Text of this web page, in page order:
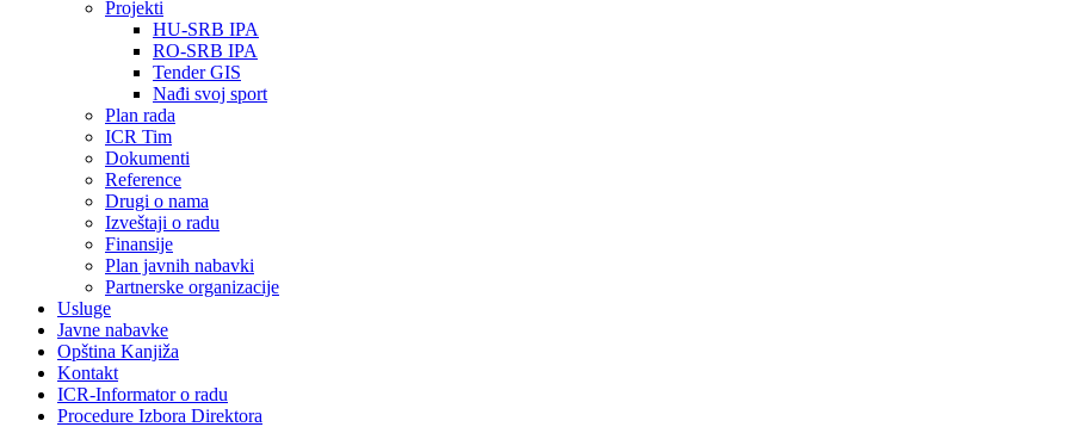
Projekti
HU-SRB IPA
RO-SRB IPA
Tender GIS
Nađi svoj sport
Plan rada
ICR Tim
Dokumenti
Reference
Drugi o nama
Izveštaji o radu
Finansije
Plan javnih nabavki
Partnerske organizacije
Usluge
Javne nabavke
Opština Kanjiža
Kontakt
ICR-Informator o radu
Procedure Izbora Direktora